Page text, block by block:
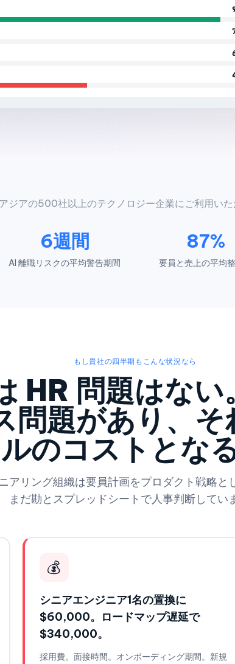
ジアの500社以上のテクノロジー企業にご利用い
6週間
AI 離職リスクの平均警告期間
87%
要員と売上の平均
もし貴社の四半期もこんな状況なら
HR 問題はな
問題があり、
ルのコストとなる
アリング組織は要員計画をプロダクト戦略と
まだ勘とスプレッドシートで人事判断してい
💰
シニアエンジニア1名の置換に
$60,000。ロードマップ遅延で
$340,000。
採用費。面接時間。オンボーディング期間。新規